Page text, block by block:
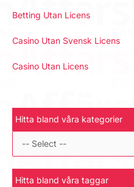
Betting Utan Licens
Casino Utan Svensk Licens
Casino Utan Licens
Hitta bland våra kategorier
Hitta bland våra taggar